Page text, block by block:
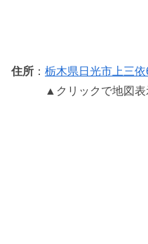
住所 ： 栃木県日光市上三
▲クリックで地図表